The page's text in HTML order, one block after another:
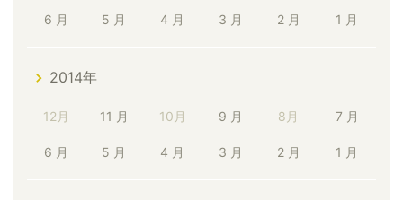
6 月 5 月 4 月 3 月 2 月 1 月
2014年
12月 11 月 10月 9 月 8月 7 月
6 月 5 月 4 月 3 月 2 月 1 月